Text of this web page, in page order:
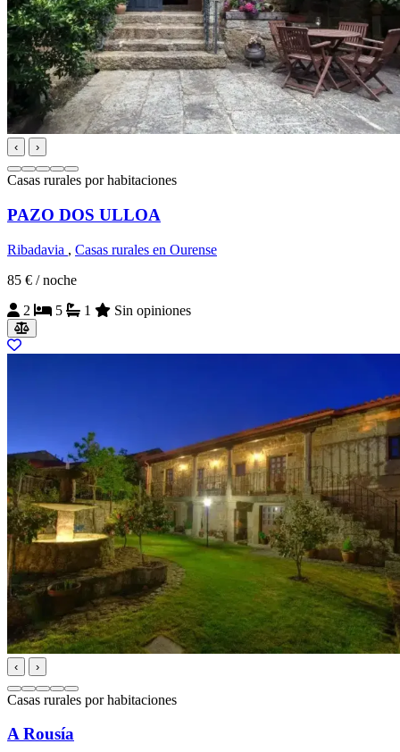
‹ ›
Casas rurales por habitaciones
PAZO DOS ULLOA
Ribadavia , Casas rurales en Ourense
85 € / noche
2
5 1 Sin opiniones
‹ ›
Casas rurales por habitaciones
A Rousía